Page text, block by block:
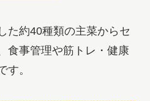
た約40種類の主菜からセ
食事管理や筋トレ・健康
す。